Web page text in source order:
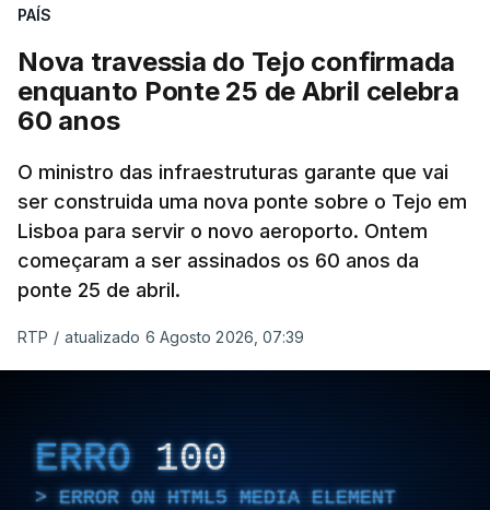
PAÍS
Nova travessia do Tejo confirmada
enquanto Ponte 25 de Abril celebra
60 anos
O ministro das infraestruturas garante que vai
ser construida uma nova ponte sobre o Tejo em
Lisboa para servir o novo aeroporto. Ontem
começaram a ser assinados os 60 anos da
ponte 25 de abril.
RTP / atualizado 6 Agosto 2026, 07:39
ERRO 100
ERROR ON HTML5 MEDIA ELEMENT